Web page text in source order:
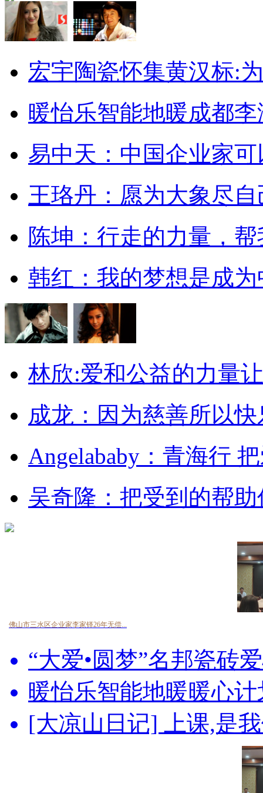
宏宇陶瓷​怀集黄汉标:
暖怡乐智能地暖成都
易中天：中国企业家可
王珞丹：愿为大象尽
陈坤：行走的力量，
韩红：我的梦想是成
林欣:爱和公益的力量
成龙：因为慈善所以快
Angelababy：青海行
吴奇隆：把受到的帮
佛山市三水区企业家李家铎26年无偿...
“大爱•圆梦”名邦瓷砖
暖怡乐智能地暖暖心
[大凉山日记] 上课,是